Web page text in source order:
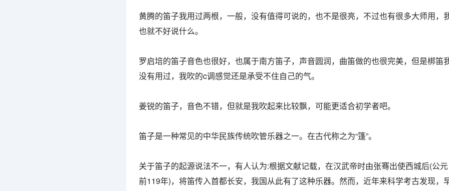
黄腾的笛子我用过两根，一般，没有值得可说的，也不是很亮，不过也有很多大师用，
也就不好说什么。
罗启培的笛子音色也很好，也属于南方笛子，声音圆润，曲笛做的也很完美，但是梆笛
没有用过，我吹的c调感觉还是承受不住自己的气。
姜锐的笛子，音色不错，但就是我吹起来比较飘，可能更适合初学者吧。
笛子是一种常见的中华民族传统吹管乐器之一。在古代称之为“篷”。
关于笛子的起源说法不一，有人认为:根据文献记载，在汉武帝时由张骞出使西城后(公元
前119年)，将笛传入首都长安，我国从此有了这种乐器。然而，近年来科学考古发现，